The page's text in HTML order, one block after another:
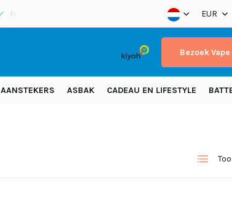
Niet goed, geld terug Vóór 20:45 besteld, vandaag
EUR
Bezoek
AANSTEKERS ASBAK CADEAU EN LIFESTYLE